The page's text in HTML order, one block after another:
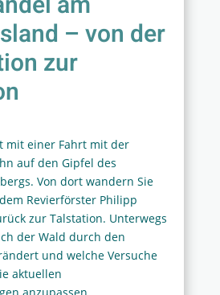
– von der
zur
mit einer Fahrt mit der
auf den Gipfel des
Von dort wandern Sie
Revierförster Philipp
zur Talstation. Unterwegs
der Wald durch den
und welche Versuche
aktuellen